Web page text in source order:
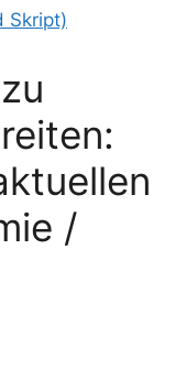
Skript)
/